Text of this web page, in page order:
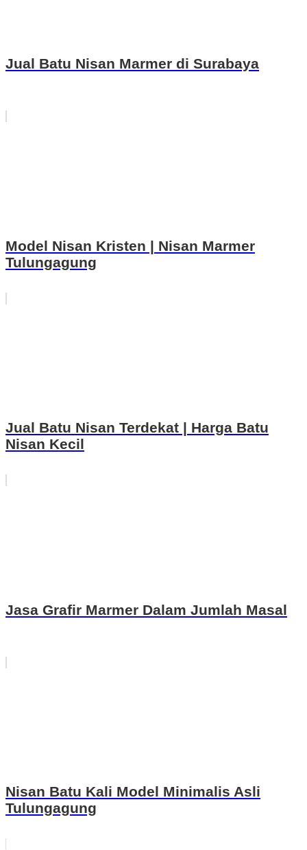
Jual Batu Nisan Marmer di Surabaya
Model Nisan Kristen | Nisan Marmer
Tulungagung
Jual Batu Nisan Terdekat | Harga Batu
Nisan Kecil
Jasa Grafir Marmer Dalam Jumlah Masal
Nisan Batu Kali Model Minimalis Asli
Tulungagung